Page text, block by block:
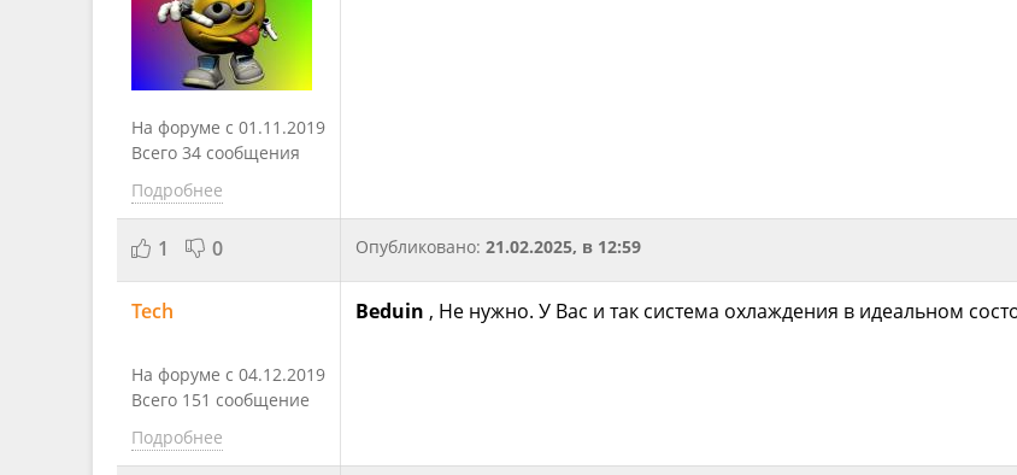
На форуме с 01.11.2019
Всего 34 сообщения
Подробнее
1 0 Опубликовано: 21.02.2025, в 12:59
Tech
На форуме с 04.12.2019
Всего 151 сообщение
Подробнее
Beduin , Не нужно. У Вас и так система охлаждения в идеальном